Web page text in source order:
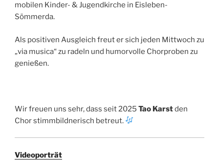
mobilen Kinder- & Jugendkirche in Eisleben-
Sömmerda.
Als positiven Ausgleich freut er sich jeden Mittwoch zu
„via musica“ zu radeln und humorvolle Chorproben zu
genießen.
Wir freuen uns sehr, dass seit 2025 Tao Karstden
Chor stimmbildnerisch betreut.
Videoporträt